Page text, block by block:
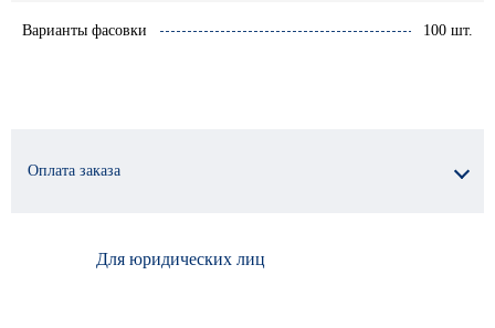
Варианты фасовки 100 шт.
Оплата заказа
Для юридических лиц